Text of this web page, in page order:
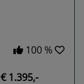
100 %
€ 1.395,-